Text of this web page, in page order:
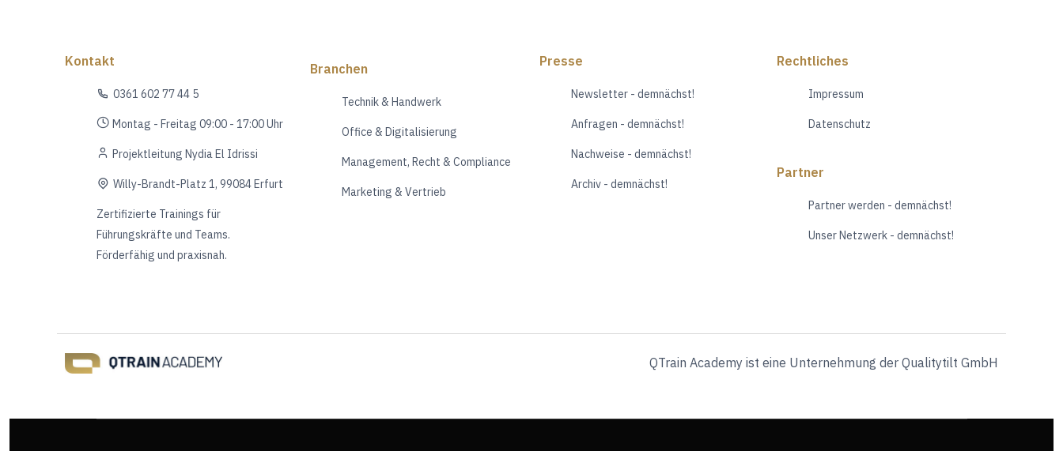
Kontakt
0361 602 77 44 5
Montag - Freitag 09:00 - 17:00 Uhr
Projektleitung Nydia El Idrissi
Willy-Brandt-Platz 1, 99084 Erfurt
Zertifizierte Trainings für
Führungskräfte und Teams.
Förderfähig und praxisnah.
Branchen
Technik & Handwerk
Office & Digitalisierung
Management, Recht & Compliance
Marketing & Vertrieb
Presse
Newsletter - demnächst!
Anfragen - demnächst!
Nachweise - demnächst!
Archiv - demnächst!
Rechtliches
Impressum
Datenschutz
Partner
Partner werden - demnächst!
Unser Netzwerk - demnächst!
QTrain Academy ist eine Unternehmung der Qualitytilt GmbH